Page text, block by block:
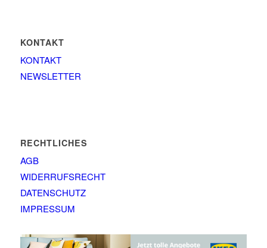
KONTAKT
KONTAKT
NEWSLETTER
RECHTLICHES
AGB
WIDERRUFSRECHT
DATENSCHUTZ
IMPRESSUM